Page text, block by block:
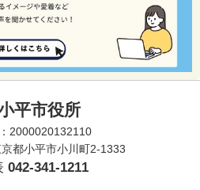
平市役所
2000020132110
都小平市小川町2-1333
042-341-1211